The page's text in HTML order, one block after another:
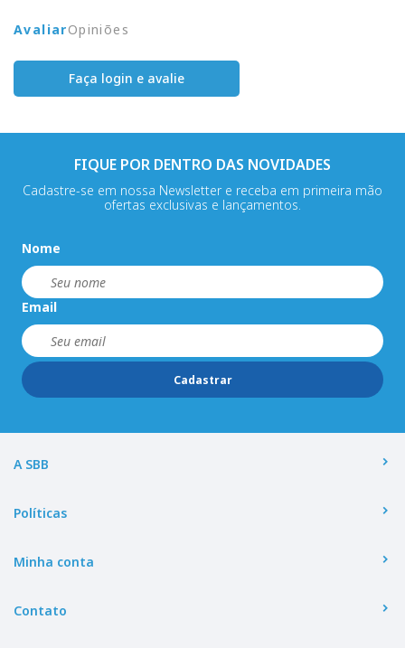
AvaliarOpiniões
Faça login e avalie
FIQUE POR DENTRO DAS NOVIDADES
Cadastre-se em nossa Newsletter e receba em primeira mão
ofertas exclusivas e lançamentos.
Nome
Email
Cadastrar
A SBB
Políticas
Minha conta
Contato